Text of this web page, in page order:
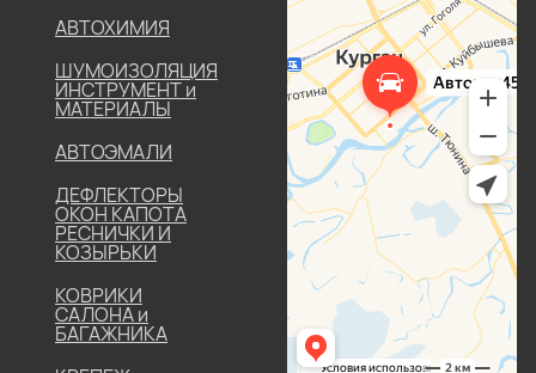
АВТОХИМИЯ
ШУМОИЗОЛЯЦИЯ
ИНСТРУМЕНТ и
МАТЕРИАЛЫ
АВТОЭМАЛИ
ДЕФЛЕКТОРЫ
ОКОН КАПОТА
РЕСНИЧКИ И
КОЗЫРЬКИ
КОВРИКИ
САЛОНА и
БАГАЖНИКА